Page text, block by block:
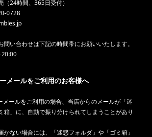
（24時間、365日受付）
0728
問い合わせは下記の時間帯にお願いいたします。
20:00
メールをご利用のお客様へ
メールをご利用の場合、当店からのメールが「迷
箱」に、自動で振り分けられてしまうことがあり
かない場合には、「迷惑フォルダ」や「ゴミ箱」